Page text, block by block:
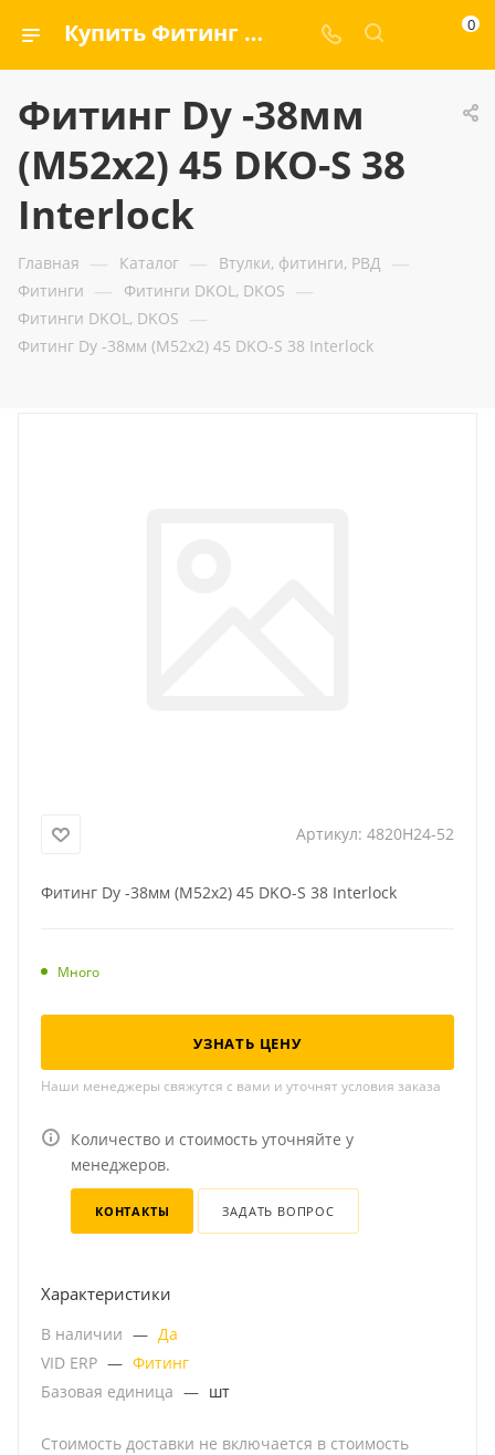
Купить Фитинг Dу -38мм (М52х2) 45 DKO-S 38 Interlock — ООО «ГИДРАМАКС» 0
Фитинг Dу -38мм
(М52х2) 45 DKO-S 38
Interlock
Главная — Каталог — Втулки, фитинги, РВД —
Фитинги — Фитинги DKOL, DKOS —
Фитинги DKOL, DKOS —
Фитинг Dу -38мм (М52х2) 45 DKO-S 38 Interlock
Артикул: 4820H24-52
Фитинг Dу -38мм (М52х2) 45 DKO-S 38 Interlock
Много
УЗНАТЬ ЦЕНУ
Наши менеджеры свяжутся с вами и уточнят условия заказа
Количество и стоимость уточняйте у
менеджеров.
КОНТАКТЫ ЗАДАТЬ ВОПРОС
Характеристики
В наличии — Да
VID ERP — Фитинг
Базовая единица — шт
Стоимость доставки не включается в стоимость